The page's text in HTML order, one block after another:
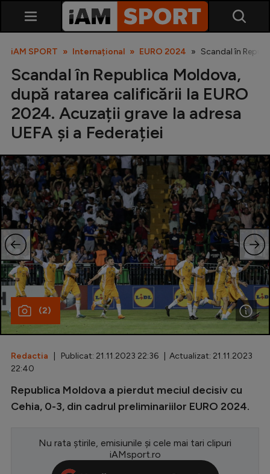
SuperLiga
Liga 2
Cupa României
Echipa Națională
U21
Fotbal feminin
Special
Diverse
Inedit
Clasamente
Europa League
Conference League
iAM SPORT Internațional EURO 2024 Scandal în
Scandal în Republica Moldova,
după ratarea calificării la EURO
2024. Acuzații grave la adresa
UEFA și a Federației
(2)
Redactia | Publicat: 21.11.2023 22:36 | Actualizat: 21.11.2023
22:40
Republica Moldova a pierdut meciul decisiv cu
Cehia, 0-3, din cadrul preliminariilor EURO 2024.
Nu rata știrile, emisiunile și cele mai tari clipuri
iAMsport.ro